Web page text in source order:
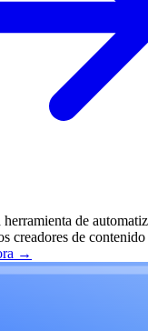
de
creadores de
→